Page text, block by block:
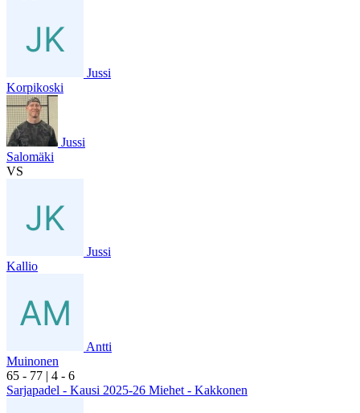
Jussi
Korpikoski
Jussi
Salomäki
VS
Jussi
Kallio
Antti
Muinonen
65 - 77 | 4 - 6
Sarjapadel - Kausi 2025-26 Miehet - Kakkonen